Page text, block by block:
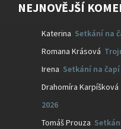
NEJNOVĚJŠÍ
Katerina Setkání na
Romana Krásová
Irena Setkání na
Drahomíra Karpíšková
2026
Tomáš Prouza